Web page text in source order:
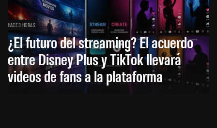
HACE 3 HORAS
¿El futuro del streaming? El acuerdo
entre Disney Plus y TikTok llevará
videos de fans a la plataforma